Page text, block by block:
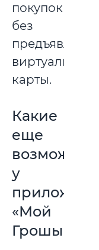
покупок
без
предъявления
виртуальной
карты.
Какие
еще
у
«Мой
Грошык»?